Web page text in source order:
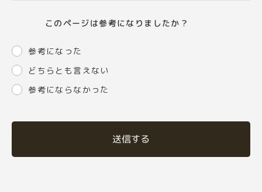
このページは参考になりましたか？
参考になった
どちらとも言えない
参考にならなかった
送信する